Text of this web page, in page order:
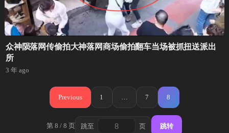
众神陨落网传偷拍大神落网商场偷拍翻车当场被抓扭送派出
所
3 年 ago
Previous 1 … 7 8
第 8 / 8 页
跳至 页 跳转